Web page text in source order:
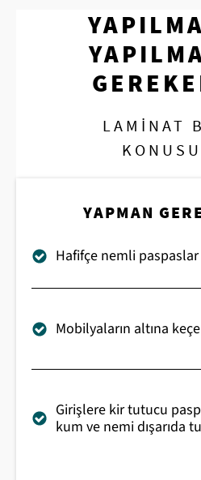
LAMINAT
YAPMAN
Hafifçe nemli
Mobilyaların altına
Girişlere kir tutucu
kum ve nemi dışarıda